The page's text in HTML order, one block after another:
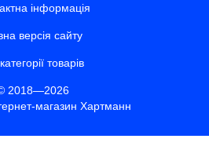
інформація
версія сайту
товарів
2018—2026
магазин Хартманн